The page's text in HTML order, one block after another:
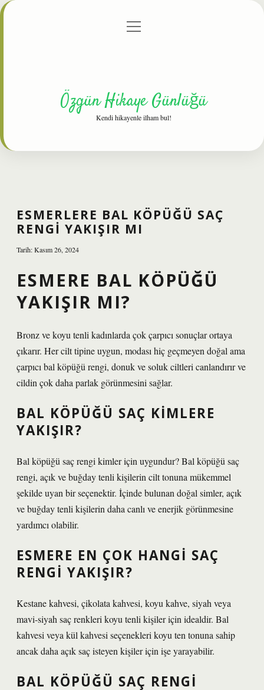
Gizlilik Politikası
menüyü
Özgün Hikaye Günlüğü
Kendi hikayenle ilham bul!
ESMERLERE BAL KÖPÜĞÜ SAÇ
RENGI YAKIŞIR MI
Tarih: Kasım 26, 2024
ESMERE BAL KÖPÜĞÜ
YAKIŞIR MI?
Bronz ve koyu tenli kadınlarda çok çarpıcı sonuçlar ortaya
çıkarır. Her cilt tipine uygun, modası hiç geçmeyen doğal ama
çarpıcı bal köpüğü rengi, donuk ve soluk ciltleri canlandırır ve
cildin çok daha parlak görünmesini sağlar.
BAL KÖPÜĞÜ SAÇ KIMLERE
YAKIŞIR?
Bal köpüğü saç rengi kimler için uygundur? Bal köpüğü saç
rengi, açık ve buğday tenli kişilerin cilt tonuna mükemmel
şekilde uyan bir seçenektir. İçinde bulunan doğal simler, açık
ve buğday tenli kişilerin daha canlı ve enerjik görünmesine
yardımcı olabilir.
ESMERE EN ÇOK HANGI SAÇ
RENGI YAKIŞIR?
Kestane kahvesi, çikolata kahvesi, koyu kahve, siyah veya
mavi-siyah saç renkleri koyu tenli kişiler için idealdir. Bal
kahvesi veya kül kahvesi seçenekleri koyu ten tonuna sahip
ancak daha açık saç isteyen kişiler için işe yarayabilir.
BAL KÖPÜĞÜ SAÇ RENGI